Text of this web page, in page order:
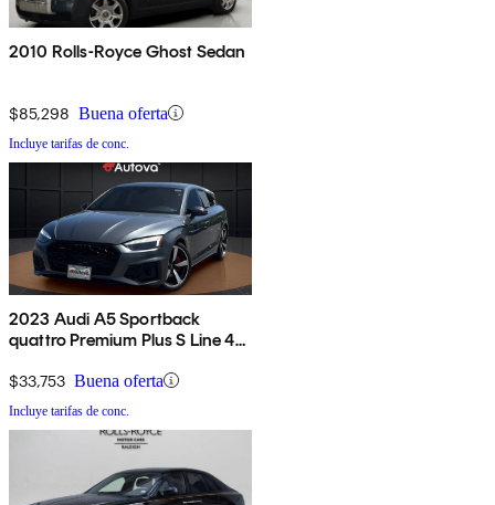
2010 Rolls-Royce Ghost Sedan
$85,298 Buena oferta
Incluye tarifas de conc.
2023 Audi A5 Sportback
quattro Premium Plus S Line 45
$33,753 Buena oferta
Incluye tarifas de conc.